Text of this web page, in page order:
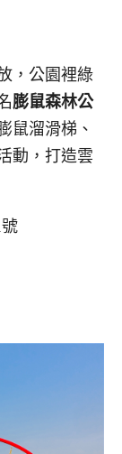
，公園裡綠
膨鼠森林公
鼠溜滑梯、
動，打造雲